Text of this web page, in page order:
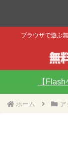
ブラウザで遊ぶ
【
ホーム